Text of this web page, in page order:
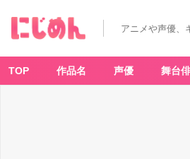
アニメや声優、
TOP 作品名 声優 舞台